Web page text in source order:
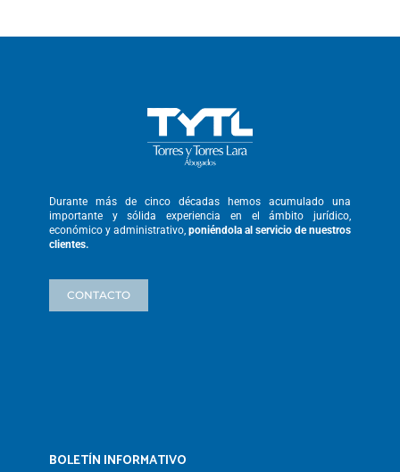
Durante más de cinco décadas hemos acumulado una
importante y sólidaexperiencia en el ámbito jurídico,
económico y administrativo, poniéndola al servicio de nuestros
clientes.
CONTACTO
BOLETÍN INFORMATIVO